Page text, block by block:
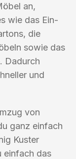
an,
wie das Ein-
die
sowie das
Dadurch
und
von
ganz einfach
Kuster
einfach das